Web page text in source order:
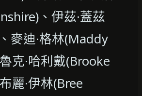
、伊茲·蓋茲
麥迪·格林(Maddy
克·哈利戴(Brooke
麗·伊林(Bree